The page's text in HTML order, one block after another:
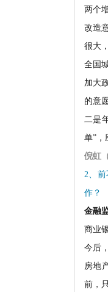
两个
改造
很大
全国
加大
的意
二是
单”，
倪虹
2、
作？
金融
商业
今后
房地
前，